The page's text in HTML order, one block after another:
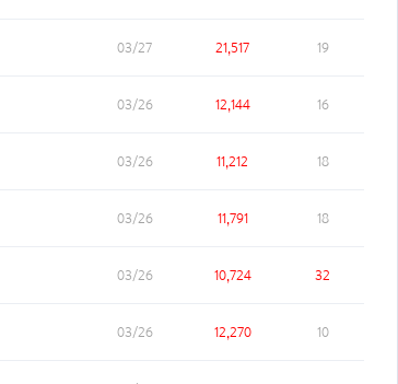
03/27 21,517 19
03/26 12,144 16
03/26 11,212 18
03/26 11,791 18
03/26 10,724 32
03/26 12,270 10